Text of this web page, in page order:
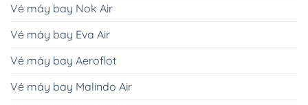
Vé máy bay Nok Air
Vé máy bay Eva Air
Vé máy bay Aeroflot
Vé máy bay Malindo Air